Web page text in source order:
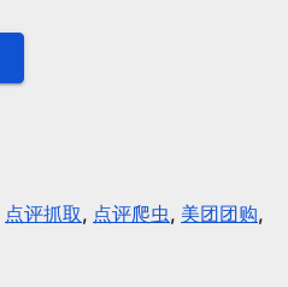
点评抓取, 点评爬虫, 美团团购,